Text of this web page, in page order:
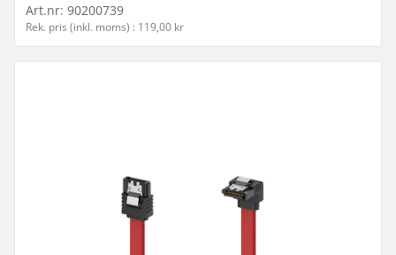
Art.nr: 90200739
Rek. pris (inkl. moms) : 119,00 kr